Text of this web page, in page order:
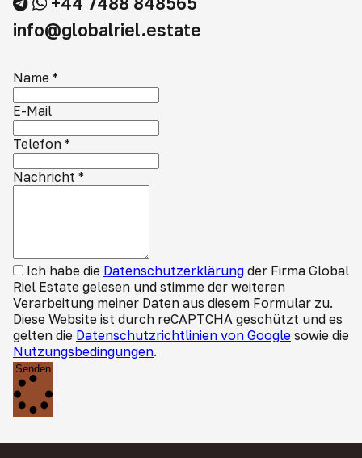
info@globalriel.estate
Name *
E-Mail
Telefon *
Nachricht *
Ich habe die Datenschutzerklärung der Firma Global
Riel Estate gelesen und stimme der weiteren
Verarbeitung meiner Daten aus diesem Formular zu.
Diese Website ist durch reCAPTCHA geschützt und es
gelten die Datenschutzrichtlinien von Google sowie die
Nutzungsbedingungen.
Senden